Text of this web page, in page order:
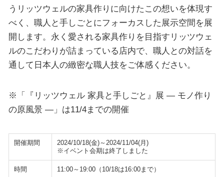
うリッツウェルの家具作りに向けたこの想いを体現す
べく、職人と手しごとにフォーカスした展示空間を展
開します。永く愛される家具作りを目指すリッツウェ
ルのこだわりが詰まっている店内で、職人との対話を
通して日本人の緻密な職人技をご体感ください。
※「『リッツウェル 家具と手しごと』展 ― モノ作り
の原風景 ―」は11/4までの開催
開催期間
2024/10/18(金)～2024/11/04(月)
※イベント会期は終了しました
時間 11:00～19:00（10/18は16:00まで）